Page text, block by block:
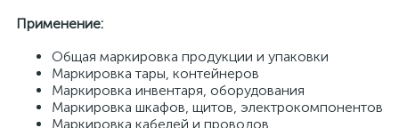
Применение:
Общая маркировка продукции и упаковки
Маркировка тары, контейнеров
Маркировка инвентаря, оборудования
Маркировка шкафов, щитов, электрокомпонентов
Маркировка кабелей и проводов